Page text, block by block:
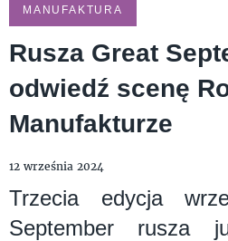
MANUFAKTURA
Rusza Great
odwiedź scenę
Manufakturze
12 września 2024
Trzecia edycja
September rusza